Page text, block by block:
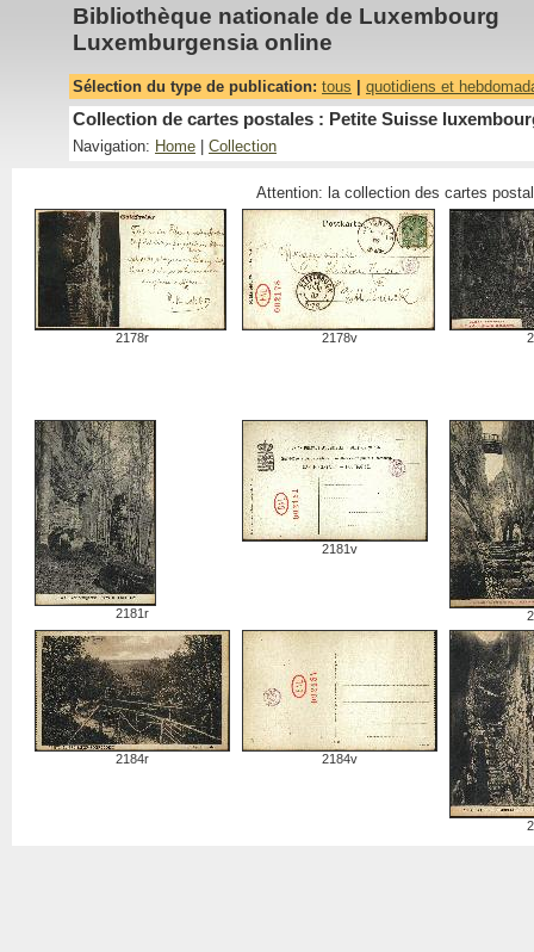
Bibliothèque nationale de Luxembourg
Luxemburgensia online
Sélection du type de publication: tous quotidiens et
Collection de cartes postales : Petite Suisse
Navigation: Home Collection
Attention: la collection des cartes
2178r 2178v
2181r
2181v
2184r 2184v